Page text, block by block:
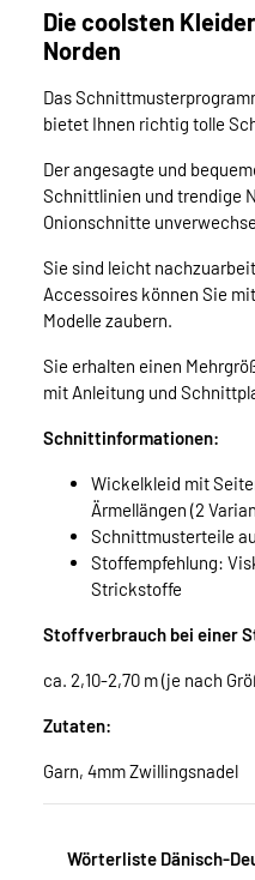
Die coolsten
Norden
Das
bietet Ihnen richtig tolle
Der angesagte und
Schnittlinien und trendige
Onionschnitte
Sie sind leicht
Accessoires können Sie
Modelle zaubern.
Sie erhalten einen
mit Anleitung und
Schnittinformationen:
Wickelkleid mit
Ärmellängen (2
Schnittmusterteile
Stoffempfehlung:
Strickstoffe
Stoffverbrauch bei einer
ca. 2,10-2,70 m (je nach
Zutaten:
Garn, 4mm Zwillingsnadel
Wörterliste Dänisch-